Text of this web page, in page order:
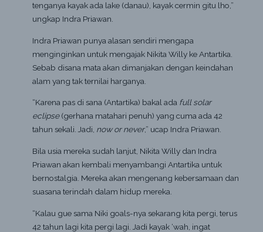
tenganya kayak ada lake (danau), kayak cermin gitu lho,”
ungkap Indra Priawan.
Indra Priawan punya alasan sendiri mengapa
menginginkan untuk mengajak Nikita Willy ke Antartika.
Sebab disana mata akan dimanjakan dengan keindahan
alam yang tak ternilai harganya.
“Karena pas di sana (Antartika) bakal ada full solar
eclipse(gerhana matahari penuh) yang cuma ada 42
tahun sekali. Jadi, now or never,” ucap Indra Priawan.
Bila usia mereka sudah lanjut, Nikita Willy dan Indra
Priawan akan kembali menyambangi Antartika untuk
bernostalgia. Mereka akan mengenang kebersamaan dan
suasana terindah dalam hidup mereka.
“Kalau gue sama Niki goals-nya sekarang kita pergi, terus
42 tahun lagi kita pergi lagi. Jadi kayak ‘wah, ingat